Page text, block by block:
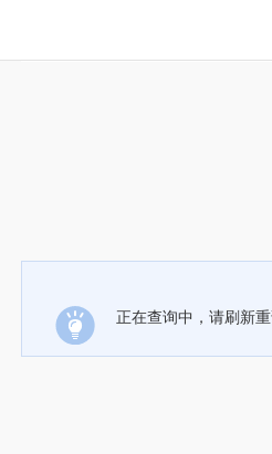
正在查询中，请刷新